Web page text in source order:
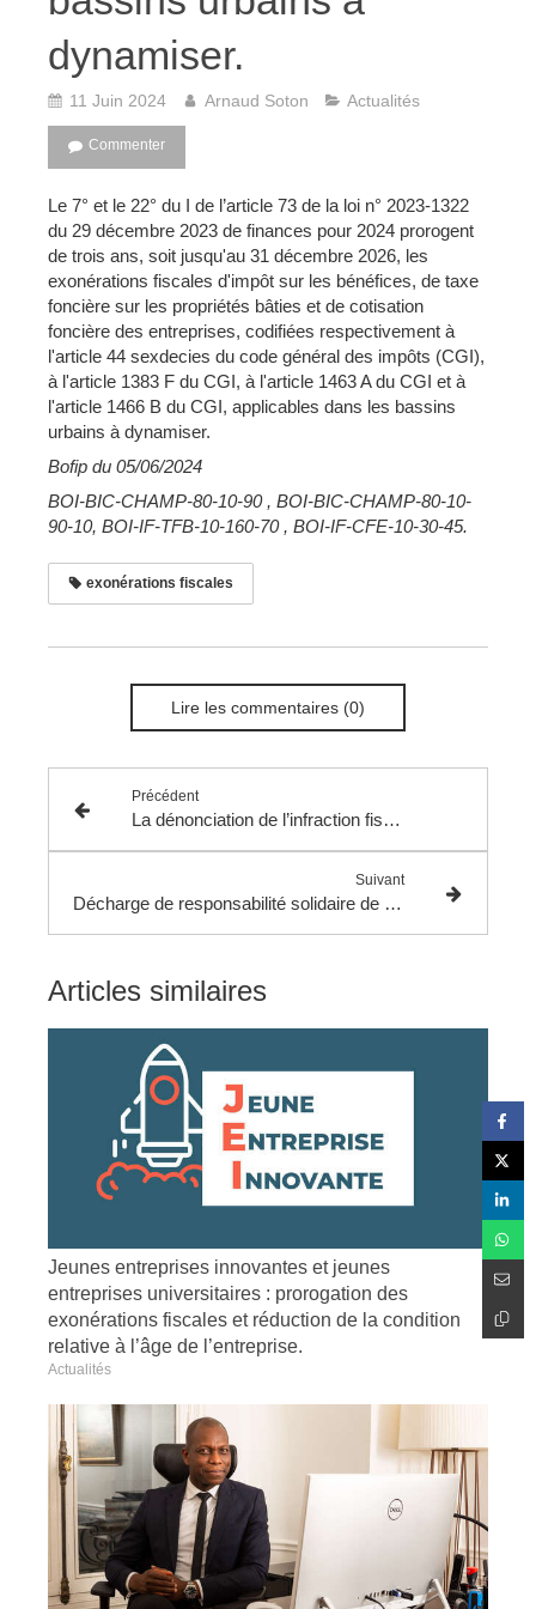
dynamiser.
11 Juin 2024 Arnaud Soton Actualités
Commenter
Le 7° et le 22° du I de l’article 73 de la loi n° 2023-1322
du 29 décembre 2023 de finances pour 2024 prorogent
de trois ans, soit jusqu'au 31 décembre 2026, les
exonérations fiscales d'impôt sur les bénéfices, de taxe
foncière sur les propriétés bâties et de cotisation
foncière des entreprises, codifiées respectivement à
l'article 44 sexdecies du code général des impôts (CGI),
à l'article 1383 F du CGI, à l'article 1463 A du CGI et à
l'article 1466 B du CGI, applicables dans les bassins
urbains à dynamiser.
Bofip du 05/06/2024
BOI-BIC-CHAMP-80-10-90 , BOI-BIC-CHAMP-80-10-
90-10, BOI-IF-TFB-10-160-70 , BOI-IF-CFE-10-30-45.
exonérations fiscales
Lire les commentaires (0)
Précédent
La dénonciation de l’infraction fiscale au Parquet.
Suivant
Décharge de responsabilité solidaire de l’ex-époux ou partenaire.
Articles similaires
Jeunes entreprises innovantes et jeunes
entreprises universitaires : prorogation des
exonérations fiscales et réduction de la condition
relative à l’âge de l’entreprise.
Actualités